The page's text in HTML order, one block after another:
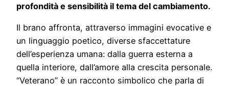
profondità e sensibilità il tema del cambiamento.
Il brano affronta, attraverso immagini evocative e
un linguaggio poetico, diverse sfaccettature
dell’esperienza umana: dalla guerra esterna a
quella interiore, dall’amore alla crescita personale.
“Veterano” è un racconto simbolico che parla di